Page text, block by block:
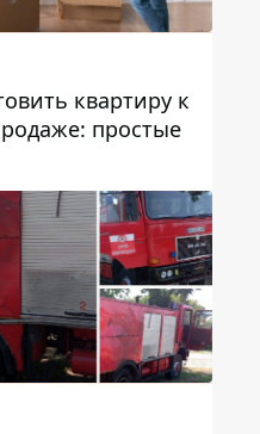
квартиру к
простые